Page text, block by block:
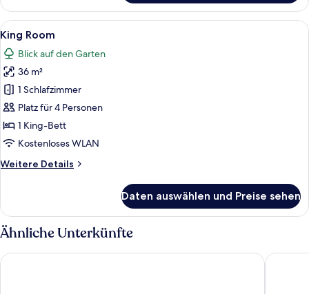
Suite
Ocean
View
King
Alle
Fotos
für
King
Room
anzeigen
Ein modernes Hotelzimmer mit
3
King Room
Blick auf den Garten
36 m²
1 Schlafzimmer
Platz für 4 Personen
1 King-Bett
Kostenloses WLAN
Weitere Details
Weitere
Room
Daten auswählen und Preise sehen
Ähnliche Unterkünfte
Wyndham Grand Cancun All Inclusive Resort & Villas Oleo